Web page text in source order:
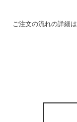
ご注文の流れの詳細は